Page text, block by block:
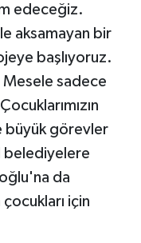
edeceğiz.
aksamayan bir
başlıyoruz.
Mesele sadece
büyük görevler
belediyelere
da
için